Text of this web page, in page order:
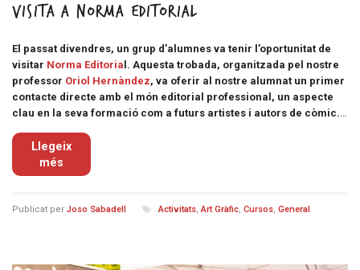
Visita a Norma Editorial
El passat divendres, un grup d’alumnes va tenir l’oportunitat de
visitar Norma Editorial. Aquesta trobada, organitzada pel nostre
professor Oriol Hernàndez, va oferir al nostre alumnat un primer
contacte directe amb el món editorial professional, un aspecte
clau en la seva formació com a futurs artistes i autors de còmic.
Llegeix
més
Publicat per Joso Sabadell Activitats,Art Gràfic, Cursos, General